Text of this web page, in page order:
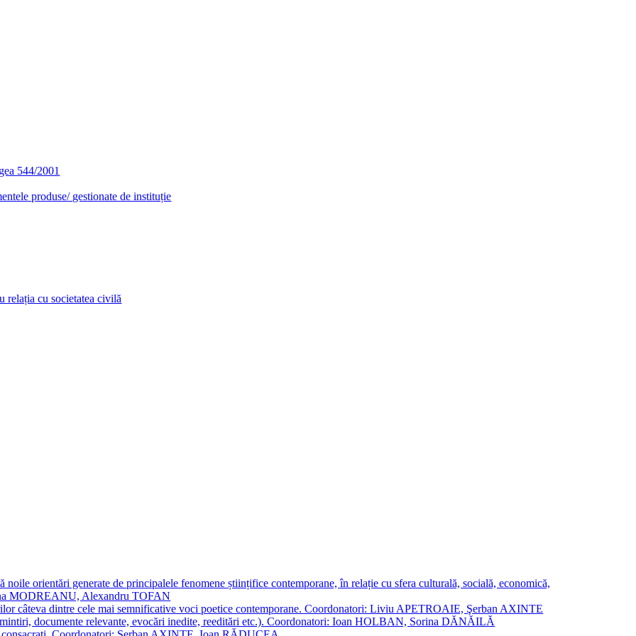
544/2001
produse/ gestionate de instituție
relația cu societatea civilă
noile orientări generate de principalele fenomene științifice contemporane, în relație cu sfera culturală, socială, economică,
MODREANU, Alexandru TOFAN
câteva dintre cele mai semnificative voci poetice contemporane. Coordonatori: Liviu APETROAIE, Şerban AXINTE
documente relevante, evocări inedite, reeditări etc.). Coordonatori: Ioan HOLBAN, Sorina DĂNĂILĂ